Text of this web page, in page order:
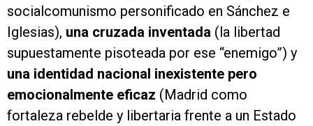
socialcomunismo personificado en Sánchez e
Iglesias), una cruzada inventada (la libertad
supuestamente pisoteada por ese “enemigo”) y
una identidad nacional inexistente pero
emocionalmente eficaz (Madrid como
fortaleza rebelde y libertaria frente a un Estado